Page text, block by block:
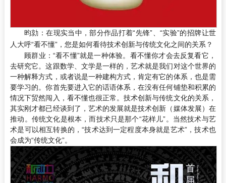
昀勍：在现实当中，部分作品打着“先锋”、“实验”的招牌让世
人大呼“看不懂”，您是如何看待技术创新与传统文化之间的关系？
顾群业： “看不懂”就是一种体验。看不懂你才会去反复看它，
去研究它。这跟数学、文学是一样的，艺术就是我们对这个世界的
一种解释方式，或者说是一种建构方式，肯定有它的体系，也是需
要学习的。你首先要进入它的话语体系，在没有任何铺垫和积累的
情况下贸然闯入，看不懂也很正常。技术创新与传统文化的关系，
其实刚才都已经谈到了，艺术的发展就是技术创新（媒体发展）在
推动。传统文化是根本，而技术只是那个“花样儿”。当然技术与艺
术是可以相互转换的，“技术达到一定程度本身就是艺术”，技术也
会成为“传统文化”。